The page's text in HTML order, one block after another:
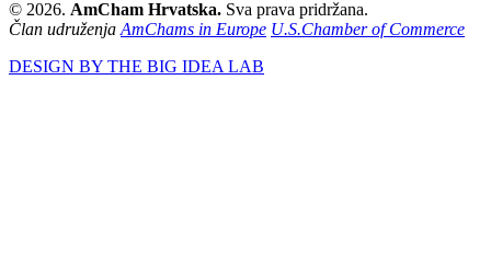
© 2026. AmCham Hrvatska. Sva prava pridržana.
Član udruženja AmChams in Europe U.S.Chamber of Commerce
DESIGN BY THE BIG IDEA LAB